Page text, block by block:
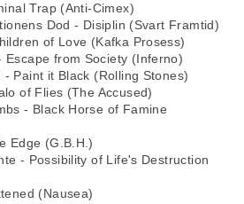
Trap (Anti-Cimex)
Dod - Disiplin (Svart Framtid)
of Love (Kafka Prosess)
Escape from Society (Inferno)
- Paint it Black (Rolling Stones)
of Flies (The Accused)
- Black Horse of Famine
Edge (G.B.H.)
- Possibility of Life's Destruction
(Nausea)